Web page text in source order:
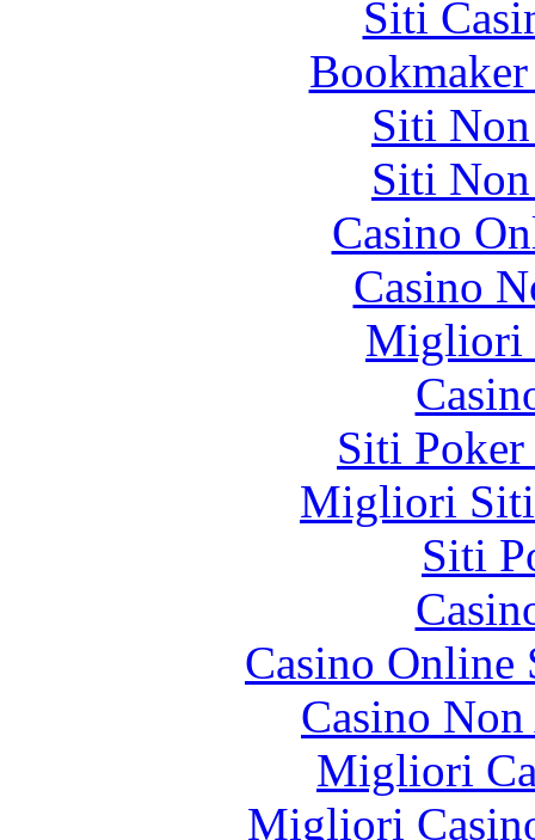
Siti
Siti
Siti
Casino
Casino
Migliori
Siti
Migliori Siti
Siti
Casino
Casino
Migliori
Migliori